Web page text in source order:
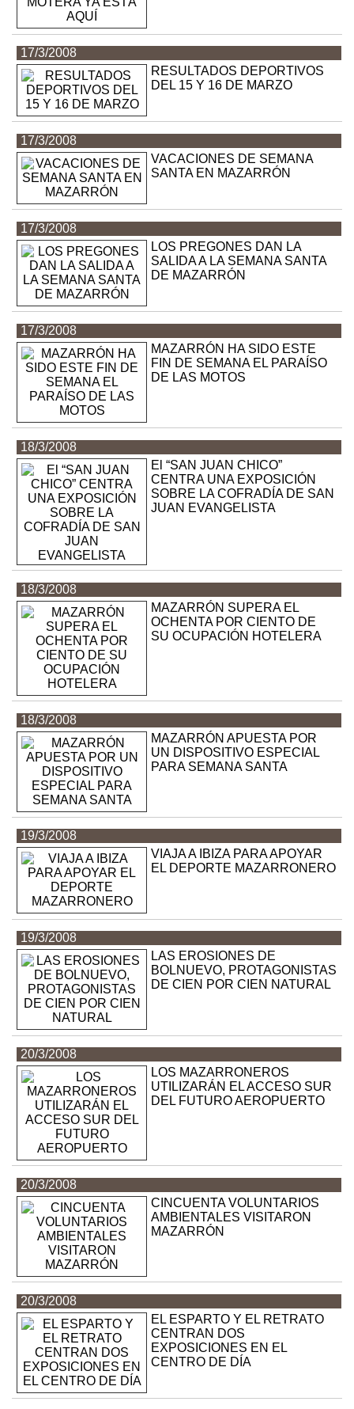
17/3/2008
RESULTADOS DEPORTIVOS
DEL 15 Y 16 DE MARZO
17/3/2008
VACACIONES DE SEMANA
SANTA EN MAZARRÓN
17/3/2008
LOS PREGONES DAN LA
SALIDA A LA SEMANA SANTA
DE MAZARRÓN
17/3/2008
MAZARRÓN HA SIDO ESTE
FIN DE SEMANA EL PARAÍSO
DE LAS MOTOS
18/3/2008
El “SAN JUAN CHICO”
CENTRA UNA EXPOSICIÓN
SOBRE LA COFRADÍA DE SAN
JUAN EVANGELISTA
18/3/2008
MAZARRÓN SUPERA EL
OCHENTA POR CIENTO DE
SU OCUPACIÓN HOTELERA
18/3/2008
MAZARRÓN APUESTA POR
UN DISPOSITIVO ESPECIAL
PARA SEMANA SANTA
19/3/2008
VIAJA A IBIZA PARA APOYAR
EL DEPORTE MAZARRONERO
19/3/2008
LAS EROSIONES DE
BOLNUEVO, PROTAGONISTAS
DE CIEN POR CIEN NATURAL
20/3/2008
LOS MAZARRONEROS
UTILIZARÁN EL ACCESO SUR
DEL FUTURO AEROPUERTO
20/3/2008
CINCUENTA VOLUNTARIOS
AMBIENTALES VISITARON
MAZARRÓN
20/3/2008
EL ESPARTO Y EL RETRATO
CENTRAN DOS
EXPOSICIONES EN EL
CENTRO DE DÍA